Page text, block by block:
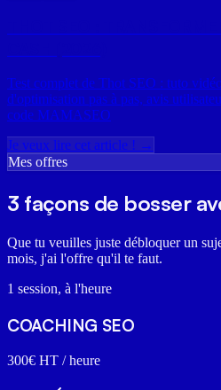
Test complet de Thot SEO : tuto
d'optimisation pas à pas, avis
code MAMASEO
Je veux lire cet article ! →
Mes offres
3 façons de bosser
Que tu veuilles juste débloquer un
mois, j'ai l'offre qu'il te faut.
1 session, à l'heure
COACHING SEO
300€ HT / heure